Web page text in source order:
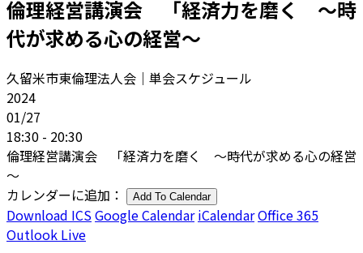
倫理経営講演会 「経済力を磨く ～時
代が求める心の経営～
久留米市東倫理法人会｜単会スケジュール
2024
01/27
18:30 - 20:30
倫理経営講演会 「経済力を磨く ～時代が求める心の経営
～
カレンダーに追加：
Add To Calendar
Download ICSGoogle Calendar iCalendarOffice 365
Outlook Live